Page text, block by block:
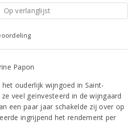
Op verlanglijst
ouderlijk wijngoed in Saint-
veel geïnvesteerd in de wijngaard
een paar jaar schakelde zij over op
ingrijpend het rendement per